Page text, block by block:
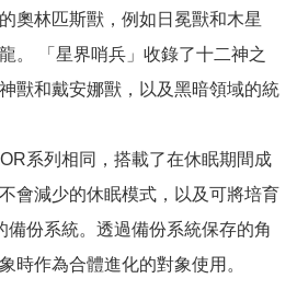
奧林匹斯獸，例如日冕獸和木星
。 「星界哨兵」收錄了十二神之
獸和戴安娜獸，以及黑暗領域的統
系列相同，搭載了在休眠期間成
會減少的休眠模式，以及可將培育
備份系統。透過備份系統保存的角
時作為合體進化的對象使用。